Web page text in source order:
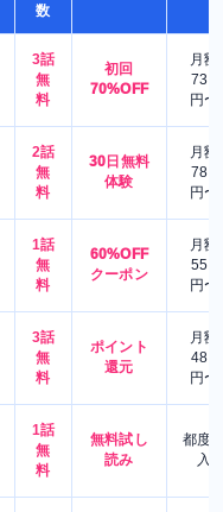
数
3話
無
料
初回
70%OFF
月額
730
円〜
2話
無
料
30日無料
体験
月額
780
円〜
1話
無
料
60%OFF
クーポン
月額
550
円〜
3話
無
料
ポイント
還元
月額
480
円〜
1話
無
料
無料試し
読み
都度
入